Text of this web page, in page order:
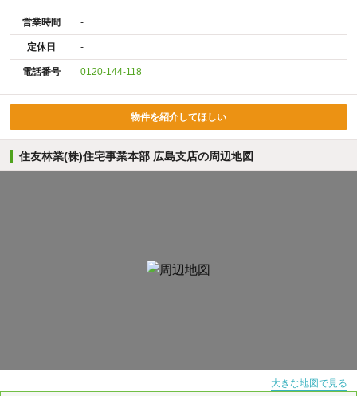
営業時間 -
定休日 -
電話番号 0120-144-118
物件を紹介してほしい
住友林業(株)住宅事業本部 広島支店の周辺地図
大きな地図で見る